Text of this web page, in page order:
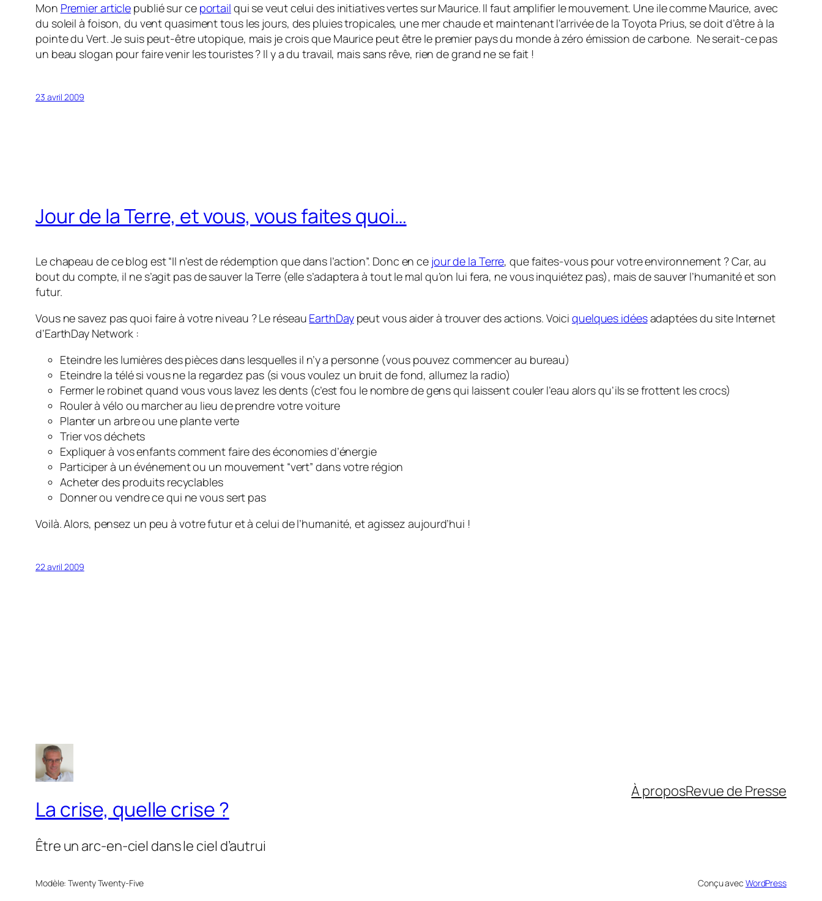
Mon Premier article publié sur ce portail qui se veut celui des initiatives vertes sur Maurice. Il faut amplifier le mouvement. Une ile comme Maurice, avec
du soleil à foison, du vent quasiment tous les jours, des pluies tropicales, une mer chaude et maintenant l’arrivée de la Toyota Prius, se doit d’être à la
pointe du Vert. Je suis peut-être utopique, mais je crois que Maurice peut être le premier pays du monde à zéro émission de carbone. Ne serait-ce pas
un beau slogan pour faire venir les touristes ? Il y a du travail, mais sans rêve, rien de grand ne se fait !
23 avril 2009
Jour de la Terre, et vous, vous faites quoi…
Le chapeau de ce blog est “Il n’est de rédemption que dans l’action”. Donc en ce jour de la Terre, que faites-vous pour votre environnement ? Car, au
bout du compte, il ne s’agit pas de sauver la Terre (elle s’adaptera à tout le mal qu’on lui fera, ne vous inquiétez pas), mais de sauver l’humanité et son
futur.
Vous ne savez pas quoi faire à votre niveau ? Le réseau EarthDaypeut vous aider à trouver des actions. Voiciquelques idéesadaptées du site Internet
d’EarthDay Network :
Eteindre les lumières des pièces dans lesquelles il n’y a personne (vous pouvez commencer au bureau)
Eteindre la télé si vous ne la regardez pas (si vous voulez un bruit de fond, allumez la radio)
Fermer le robinet quand vous vous lavez les dents (c’est fou le nombre de gens qui laissent couler l’eau alors qu’ils se frottent les crocs)
Rouler à vélo ou marcher au lieu de prendre votre voiture
Planter un arbre ou une plante verte
Trier vos déchets
Expliquer à vos enfants comment faire des économies d’énergie
Participer à un événement ou un mouvement “vert” dans votre région
Acheter des produits recyclables
Donner ou vendre ce qui ne vous sert pas
Voilà. Alors, pensez un peu à votre futur et à celui de l’humanité, et agissez aujourd’hui !
22 avril 2009
La crise, quelle crise ?
Être un arc-en-ciel dans le ciel d’autrui
À proposRevue de Presse
Modèle: Twenty Twenty-Five Conçu avec WordPress